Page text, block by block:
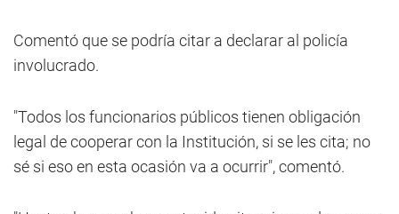
Comentó que se podría citar a declarar al policía
involucrado.
"Todos los funcionarios públicos tienen obligación
legal de cooperar con la Institución, si se les cita; no
sé si eso en esta ocasión va a ocurrir", comentó.